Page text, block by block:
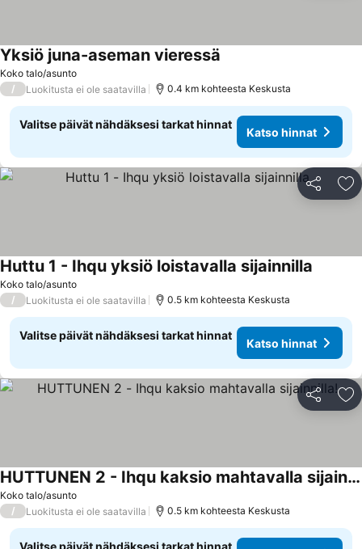
Koko talo/asunto
Yksiö juna-aseman vieressä
/ Luokitusta ei ole saatavilla 0.4 km kohteesta Keskusta
Valitse päivät nähdäksesi tarkat hinnat
Katso hinnat
Jaa
Koko talo/asunto
Huttu 1 - Ihqu yksiö loistavalla sijainnilla
/ Luokitusta ei ole saatavilla 0.5 km kohteesta Keskusta
Valitse päivät nähdäksesi tarkat hinnat
Katso hinnat
Jaa
Koko talo/asunto
HUTTUNEN 2 - Ihqu kaksio mahtavalla sijainnilla!
Katso hinnat
/ Luokitusta ei ole saatavilla 0.5 km kohteesta Keskusta
Valitse päivät nähdäksesi tarkat hinnat